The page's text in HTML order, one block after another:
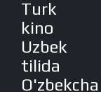
Turk
kino
Uzbek
tilida
O'zbekcha